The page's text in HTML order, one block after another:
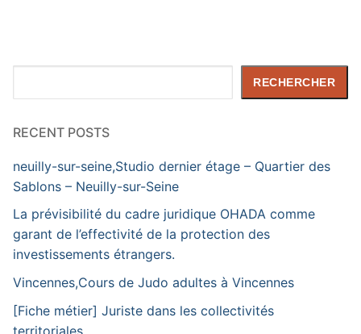
RECHERCHER
RECENT POSTS
neuilly-sur-seine,Studio dernier étage – Quartier des
Sablons – Neuilly-sur-Seine
La prévisibilité du cadre juridique OHADA comme
garant de l’effectivité de la protection des
investissements étrangers.
Vincennes,Cours de Judo adultes à Vincennes
[Fiche métier] Juriste dans les collectivités
territoriales.